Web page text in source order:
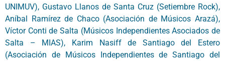
UNIMUV), Gustavo Llanos de Santa Cruz (Setiembre Rock),
Aníbal Ramírez de Chaco (Asociación de Músicos Arazá),
Víctor Conti de Salta (Músicos Independientes Asociados de
Salta – MIAS), Karim Nasiff de Santiago del Estero
(Asociación de Músicos Independientes de Santiago del